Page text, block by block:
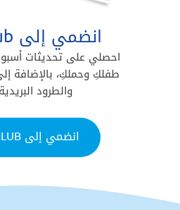
انضمي إلى Aptaclub
احصلي على تحديثات
طفلكِ وحملكِ، بالإضافة
والطرود
انضمي إلى APTACLUB